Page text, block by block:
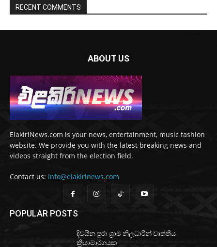
RECENT COMMENTS
ABOUT US
ElakiriNews.com is your news, entertainment, music fashion
website. We provide you with the latest breaking news and
videos straight from the election field.
Contact us: info@elakirinews.com
POPULAR POSTS
දිවයින පුරා ග්‍රාම නිලධාරීන් වෘත්තීය
ක්‍රියාමාර්ගයක